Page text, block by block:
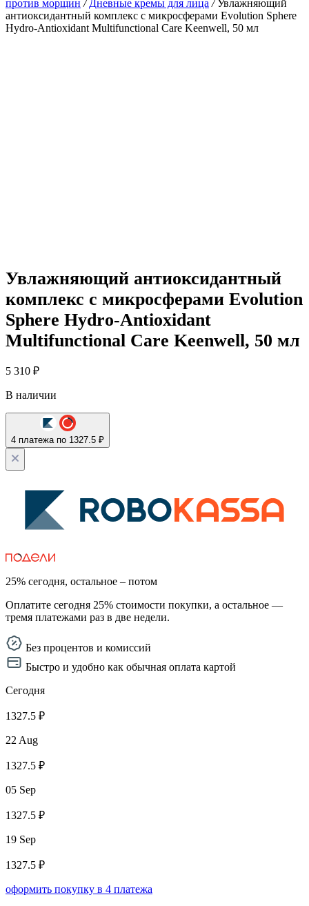
против морщин / Дневные кремы для лица / Увлажняющий
антиоксидантный комплекс с микросферами Evolution Sphere
Hydro-Antioxidant Multifunctional Care Keenwell, 50 мл
Увлажняющий антиоксидантный
комплекс с микросферами Evolution
Sphere Hydro-Antioxidant
Multifunctional Care Keenwell, 50 мл
5 310 ₽
В наличии
4 платежа по 1327.5 ₽
25% сегодня, остальное – потом
Оплатите сегодня 25% стоимости покупки, а остальное —
тремя платежами раз в две недели.
Без процентов и комиссий
Быстро и удобно как обычная оплата картой
Сегодня
1327.5 ₽
22 Aug
1327.5 ₽
05 Sep
1327.5 ₽
19 Sep
1327.5 ₽
оформить покупку в 4 платежа